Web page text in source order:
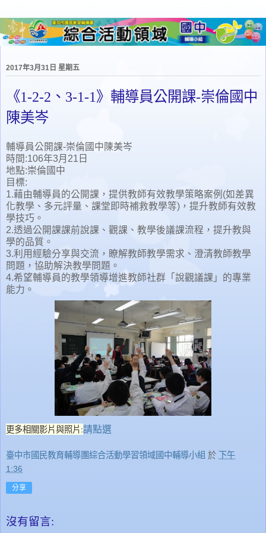
2017年3月31日 星期五
《1-2-2、3-1-1》輔導員公開課-崇倫國中
陳美岑
輔導員公開課-崇倫國中陳美岑
時間:106年3月21日
地點:崇倫國中
目標:
1.藉由輔導員的公開課，提供教師有效教學策略案例(如差異
化教學、多元評量、課堂即時補救教學等)，提升教師有效教
學技巧。
2.透過公開課課前說課、觀課、教學後議課流程，提升教與
學的品質。
3.利用經驗分享與交流，瞭解教師教學需求、澄清教師教學
問題，協助解決教學問題。
4.希望輔導員的教學領導增進教師社群「說觀議課」的專業
能力。
更多相關影片與照片:請點選
臺中市國民教育輔導團綜合活動學習領域國中輔導小組 於 下午
1:36
分享
沒有留言: